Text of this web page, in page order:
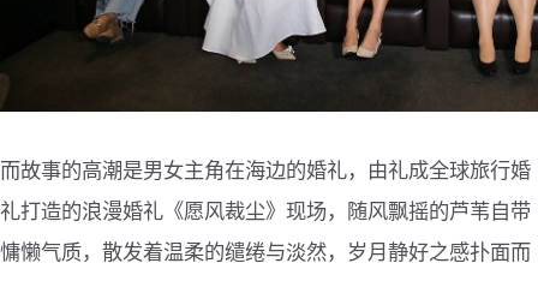
而故事的高潮是男女主角在海边的婚礼，由礼成全球旅行婚
礼打造的浪漫婚礼《愿风裁尘》现场，随风飘摇的芦苇自带
慵懒气质，散发着温柔的缱绻与淡然，岁月静好之感扑面而